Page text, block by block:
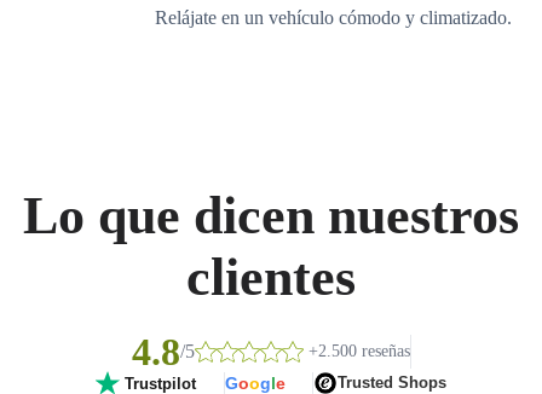
Relájate en un vehículo cómodo y climatizado.
Lo que dicen nuestros
clientes
4.8/5 +2.500 reseñas
Trustpilot Google Trusted Shops